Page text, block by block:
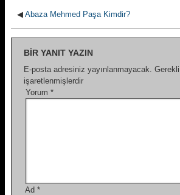
◀ Abaza Mehmed Paşa Kimdir?
BIR YANIT YAZIN
E-posta adresiniz yayınlanmayacak.
işaretlenmişlerdir
Yorum *
Ad *